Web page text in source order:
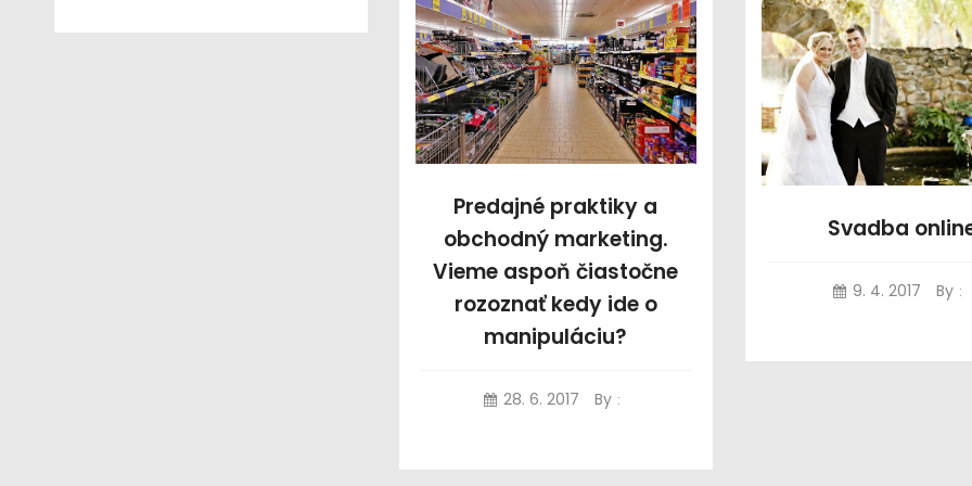
Predajné praktiky a
obchodný marketing.
Vieme aspoň čiastočne
rozoznať kedy ide o
manipuláciu?
28. 6. 2017 By :
Svadba
9. 4. 2017 By :